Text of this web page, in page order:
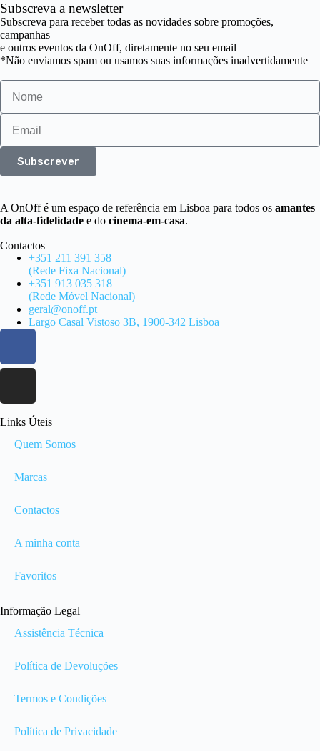
Subscreva a newsletter
Subscreva para receber todas as novidades sobre promoções,
campanhas
e outros eventos da OnOff, diretamente no seu email
*Não enviamos spam ou usamos suas informações inadvertidamente
Subscrever
A OnOff é um espaço de referência em Lisboa para todos os amantes
da alta-fidelidade e do cinema-em-casa.
Contactos
+351 211 391 358
(Rede Fixa Nacional)
+351 913 035 318
(Rede Móvel Nacional)
geral@onoff.pt
Largo Casal Vistoso 3B, 1900-342 Lisboa
Links Úteis
Quem Somos
Marcas
Contactos
A minha conta
Favoritos
Informação Legal
Assistência Técnica
Política de Devoluções
Termos e Condições
Política de Privacidade